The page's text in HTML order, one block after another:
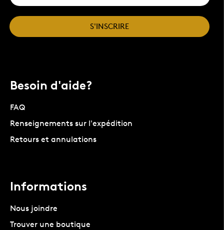
S'INSCRIRE
Besoin d'aide?
FAQ
Renseignements sur l'expédition
Retours et annulations
Informations
Nous joindre
Trouver une boutique